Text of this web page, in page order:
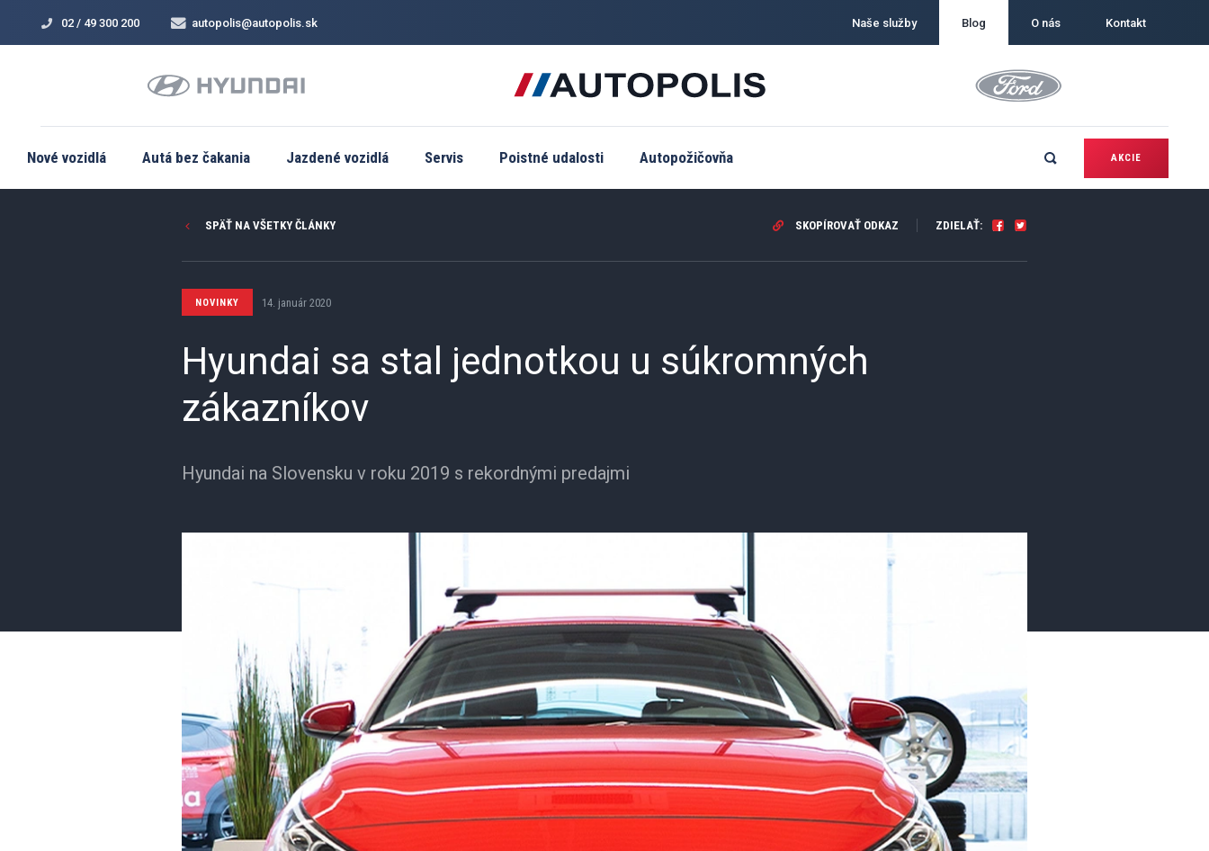
02 / 49 300 200 autopolis@autopolis.sk Naše služby Blog O nás Kontakt
Nové vozidlá Autá bez čakania Jazdené vozidlá Servis Poistné udalosti Autopožičovňa AKCIE
SPÄŤ NA VŠETKY ČLÁNKY SKOPÍROVAŤ ODKAZ ZDIELAŤ:
NOVINKY 14. január 2020
Hyundai sa stal jednotkou u súkromných
zákazníkov
Hyundai na Slovensku v roku 2019 s rekordnými predajmi